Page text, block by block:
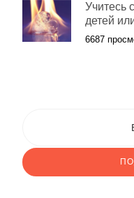
Учитесь
детей
6687